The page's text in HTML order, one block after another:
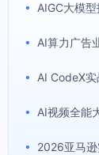
•
• AI算力广告
•
•
•